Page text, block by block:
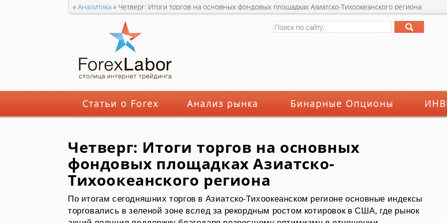
» Аналитика » Четверг: Итоги торгов на основных фондовых площадках Азиатско-Тихоокеанского региона
Статьи о Forex Анализ рынка Бинарные Опционы
Четверг: Итоги торгов на основных
фондовых площадках Азиатско-
Тихоокеанского региона
По итогам сегодняшних торгов в Азиатско-Тихоокеанском регионе основные индексы
торговались в зеленой зоне вслед за рекордным ростом котировок в США, где рынок